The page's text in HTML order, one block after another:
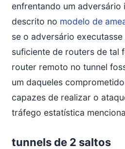
enfrentando um adversário
descrito no modelo de
se o adversário executasse
suficiente de routers de tal
router remoto no tunnel
um daqueles
capazes de realizar o
tráfego estatística
tunnels de 2 saltos